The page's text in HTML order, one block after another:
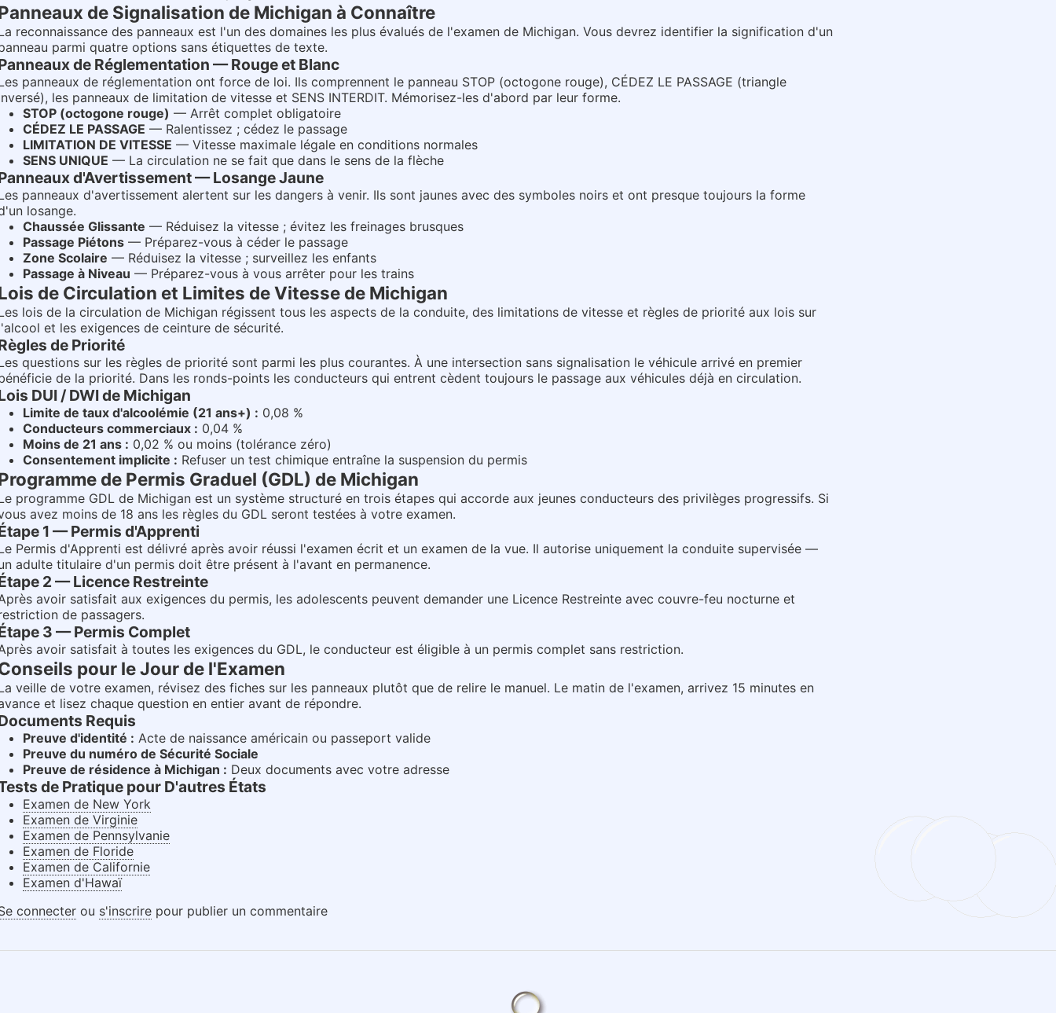
de Signalisation de Michigan à Connaître
reconnaissance des panneaux est l'un des domaines les plus évalués de l'examen de Michigan. Vous devrez identifier la signification d'un
parmi quatre options sans étiquettes de texte.
de Réglementation — Rouge et Blanc
panneaux de réglementation ont force de loi. Ils comprennent le panneau STOP (octogone rouge), CÉDEZ LE PASSAGE (triangle
les panneaux de limitation de vitesse et SENS INTERDIT. Mémorisez-les d'abord par leur forme.
STOP (octogone rouge) — Arrêt complet obligatoire
CÉDEZ LE PASSAGE — Ralentissez ; cédez le passage
LIMITATION DE VITESSE — Vitesse maximale légale en conditions normales
SENS UNIQUE — La circulation ne se fait que dans le sens de la flèche
d'Avertissement — Losange Jaune
panneaux d'avertissement alertent sur les dangers à venir. Ils sont jaunes avec des symboles noirs et ont presque toujours la forme
losange.
Chaussée Glissante — Réduisez la vitesse ; évitez les freinages brusques
Passage Piétons — Préparez-vous à céder le passage
Zone Scolaire — Réduisez la vitesse ; surveillez les enfants
Passage à Niveau — Préparez-vous à vous arrêter pour les trains
de Circulation et Limites de Vitesse de Michigan
lois de la circulation de Michigan régissent tous les aspects de la conduite, des limitations de vitesse et règles de priorité aux lois sur
et les exigences de ceinture de sécurité.
de Priorité
questions sur les règles de priorité sont parmi les plus courantes. À une intersection sans signalisation le véhicule arrivé en premier
de la priorité. Dans les ronds-points les conducteurs qui entrent cèdent toujours le passage aux véhicules déjà en circulation.
DUI / DWI de Michigan
Limite de taux d'alcoolémie (21 ans+) : 0,08 %
Conducteurs commerciaux : 0,04 %
Moins de 21 ans : 0,02 % ou moins (tolérance zéro)
Consentement implicite : Refuser un test chimique entraîne la suspension du permis
de Permis Graduel (GDL) de Michigan
programme GDL de Michigan est un système structuré en trois étapes qui accorde aux jeunes conducteurs des privilèges progressifs. Si
avez moins de 18 ans les règles du GDL seront testées à votre examen.
1 — Permis d'Apprenti
Permis d'Apprenti est délivré après avoir réussi l'examen écrit et un examen de la vue. Il autorise uniquement la conduite supervisée —
adulte titulaire d'un permis doit être présent à l'avant en permanence.
2 — Licence Restreinte
avoir satisfait aux exigences du permis, les adolescents peuvent demander une Licence Restreinte avec couvre-feu nocturne et
de passagers.
3 — Permis Complet
avoir satisfait à toutes les exigences du GDL, le conducteur est éligible à un permis complet sans restriction.
pour le Jour de l'Examen
veille de votre examen, révisez des fiches sur les panneaux plutôt que de relire le manuel. Le matin de l'examen, arrivez 15 minutes en
et lisez chaque question en entier avant de répondre.
Requis
Preuve d'identité : Acte de naissance américain ou passeport valide
Preuve du numéro de Sécurité Sociale
Preuve de résidence à Michigan : Deux documents avec votre adresse
de Pratique pour D'autres États
Examen de New York
Examen de Virginie
Examen de Pennsylvanie
Examen de Floride
Examen de Californie
Examen d'Hawaï
connecter ou s'inscrire pour publier un commentaire